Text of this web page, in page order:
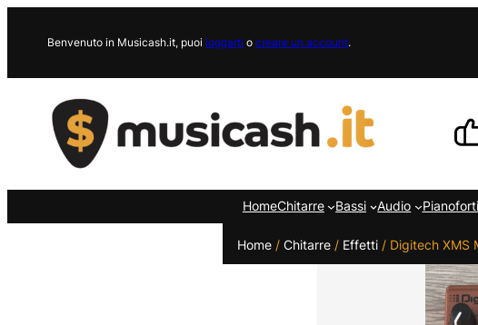
Benvenuto in Musicash.it, puoi loggarti o creare un account.
HomeChitarre Bassi Audio
Home/ Chitarre/ Effetti/ Digitech XMS